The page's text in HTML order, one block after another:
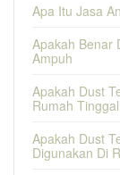
Apa Itu Jasa
Apakah Benar
Ampuh
Apakah Dust
Rumah Tinggal
Apakah Dust
Digunakan Di